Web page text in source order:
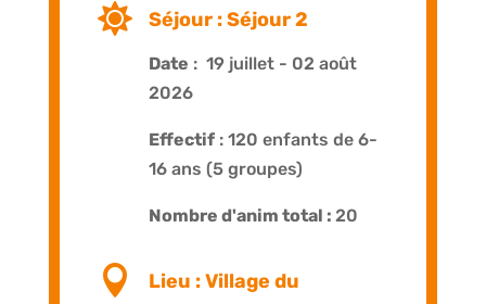
 Séjour : Séjour 2
Date : 19 juillet - 02 août
2026
Effectif: 120 enfants de 6-
16 ans (5 groupes)
Nombre d'anim total : 20

Lieu : Village du